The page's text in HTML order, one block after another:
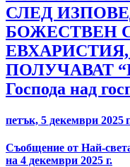
СЛЕД
БОЖЕСТВЕН
ПОЛУЧАВАТ
Господа над
петък, 5 декември 2025
Съобщение от Най-
на 4 декември 2025 г.